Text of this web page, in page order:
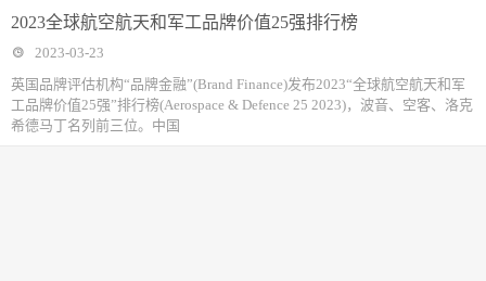
2023全球航空航天和军工品牌价值25强排行榜
2023-03-23
英国品牌评估机构“品牌金融”(Brand Finance)发布2023“全球航空航天和军
工品牌价值25强”排行榜(Aerospace & Defence 25 2023)，波音、空客、洛克
希德马丁名列前三位。中国